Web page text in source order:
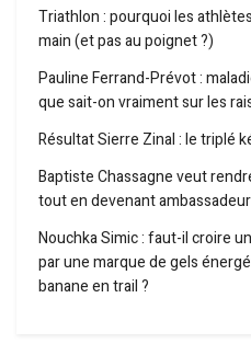
Triathlon : pourquoi les
main (et pas au poignet ?)
Pauline Ferrand-Prévot :
que sait-on vraiment sur les
Résultat Sierre Zinal : le triplé
Baptiste Chassagne veut
tout en devenant
Nouchka Simic : faut-il croire
par une marque de gels
banane en trail ?